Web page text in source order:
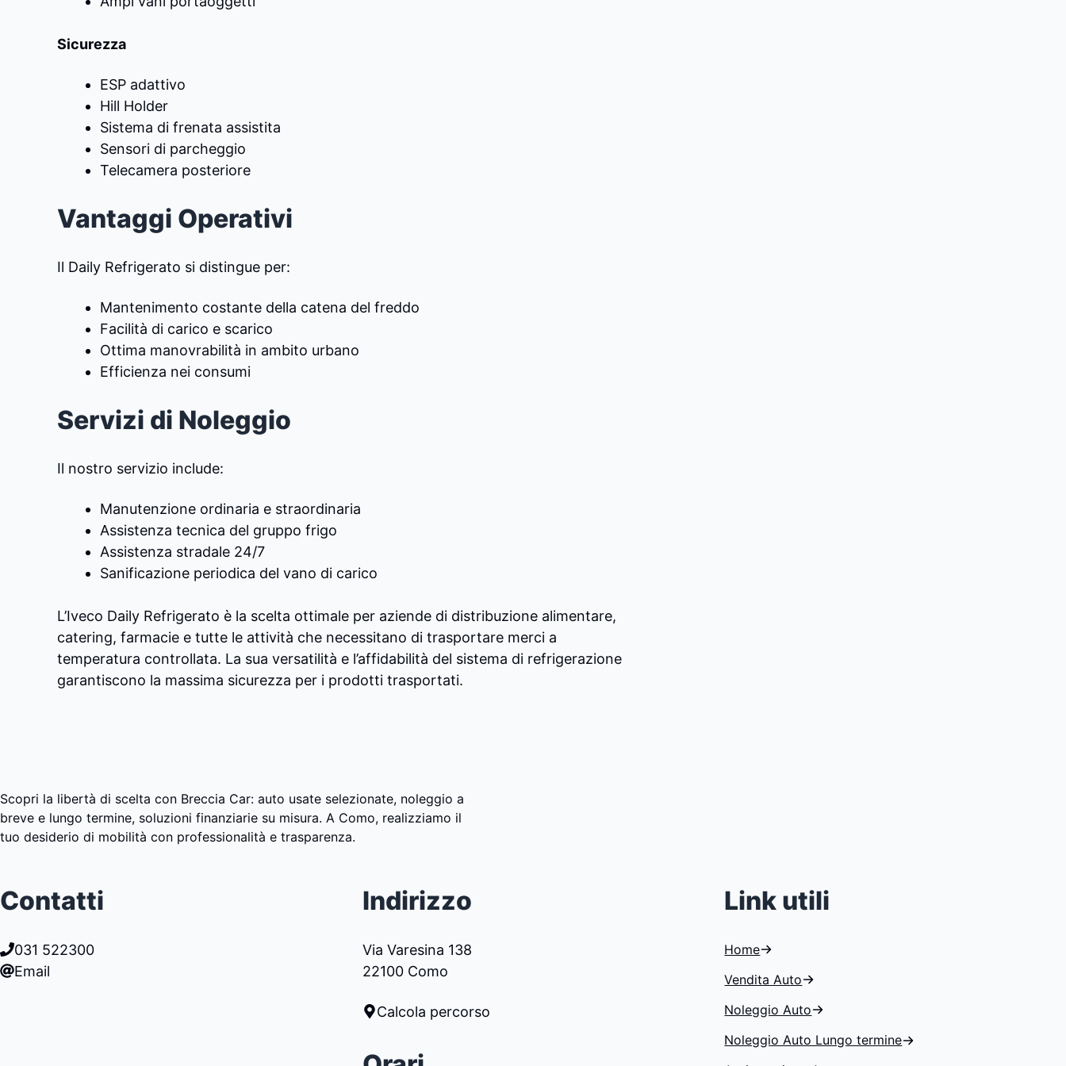
Sicurezza
ESP adattivo
Hill Holder
Sistema di frenata assistita
Sensori di parcheggio
Telecamera posteriore
Vantaggi Operativi
Il Daily Refrigerato si distingue per:
Mantenimento costante della catena del freddo
Facilità di carico e scarico
Ottima manovrabilità in ambito urbano
Efficienza nei consumi
Servizi di Noleggio
Il nostro servizio include:
Manutenzione ordinaria e straordinaria
Assistenza tecnica del gruppo frigo
Assistenza stradale 24/7
Sanificazione periodica del vano di carico
L’Iveco Daily Refrigerato è la scelta ottimale per aziende di distribuzione alimentare,
catering, farmacie e tutte le attività che necessitano di trasportare merci a
temperatura controllata. La sua versatilità e l’affidabilità del sistema di refrigerazione
garantiscono la massima sicurezza per i prodotti trasportati.
Scopri la libertà di scelta con Breccia Car: auto usate selezionate, noleggio a
breve e lungo termine, soluzioni finanziarie su misura. A Como, realizziamo il
tuo desiderio di mobilità con professionalità e trasparenza.
Contatti
031 522300
Email
Indirizzo
Via Varesina 138
22100 Como
Calcola percorso
Link utili
Home
Vendita Auto
Noleggio Auto
Noleggio Auto Lungo termine